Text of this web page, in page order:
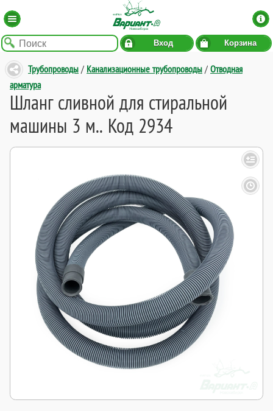
Вход Корзина
Трубопроводы / Канализационные трубопроводы / Отводная
арматура
Шланг сливной для стиральной
машины 3 м.. Код 2934